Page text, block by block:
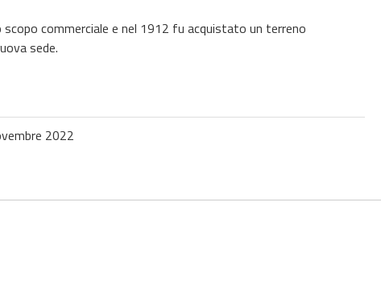
commerciale e nel 1912 fu acquistato un terreno
sede.
2022